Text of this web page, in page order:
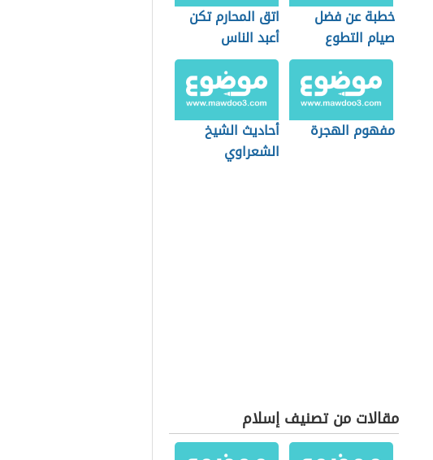
خطبة عن فضل
صيام التطوع
اتق المحارم تكن
أعبد الناس
مفهوم الهجرة
أحاديث الشيخ
الشعراوي
مقالات من تصنيف إسلام